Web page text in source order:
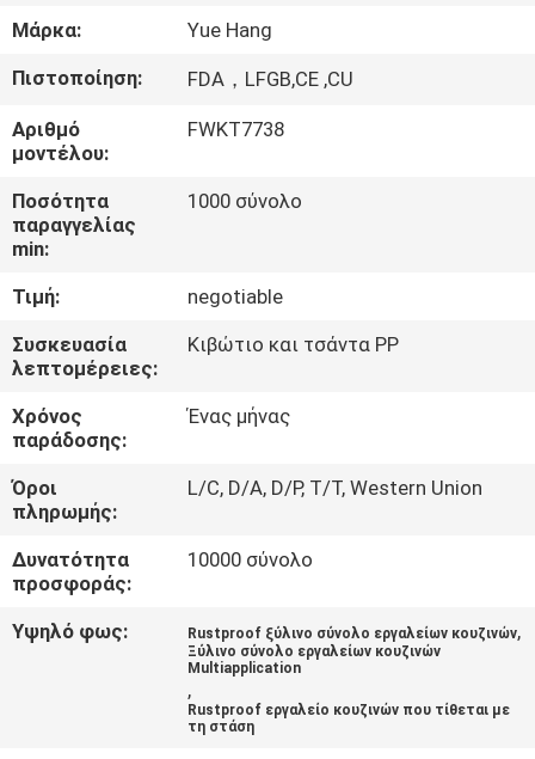
ΓΎΡΟΣ
ΕΡΓΟΣΤΑΣΊΩΝ
ΠΟΙΟΤΙΚΌΣ
ΈΛΕΓΧΟΣ
ΜΑΣ
ΕΛΆΤΕ
ΣΕ
ΕΠΑΦΉ
ΜΕ
ΖΗΤΉΣΤΕ
ΈΝΑ
ΑΠΌΣΠΑΣΜΑ
Μάρκα:
Yue Hang
Πιστοποίηση:
FDA，LFGB,CE ,CU
Αριθμό
μοντέλου:
FWKT7738
Ποσότητα
παραγγελίας
min:
1000 σύνολο
Τιμή:
negotiable
Συσκευασία
λεπτομέρειες:
Κιβώτιο και τσάντα PP
Χρόνος
παράδοσης:
Ένας μήνας
Όροι
πληρωμής:
L/C, D/A, D/P, T/T, Western Union
Δυνατότητα
προσφοράς:
10000 σύνολο
Υψηλό φως: Rustproof ξύλινο σύνολο εργαλείων κουζινών,
Ξύλινο σύνολο εργαλείων κουζινών
Multiapplication
,
Rustproof εργαλείο κουζινών που τίθεται με
τη στάση